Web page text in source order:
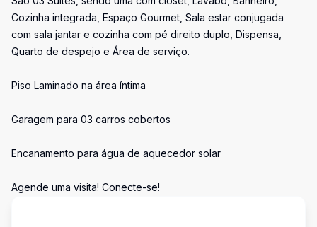
Cozinha integrada, Espaço Gourmet, Sala estar conjugada
com sala jantar e cozinha com pé direito duplo, Dispensa,
Quarto de despejo e Área de serviço.
Piso Laminado na área íntima
Garagem para 03 carros cobertos
Encanamento para água de aquecedor solar
Agende uma visita! Conecte-se!